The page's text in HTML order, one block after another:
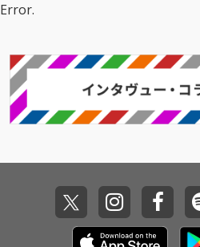
Error.